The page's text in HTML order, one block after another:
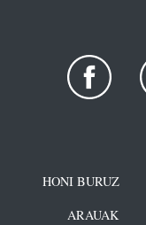
HONI BURUZ
ARAUAK